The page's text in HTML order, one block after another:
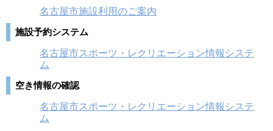
名古屋市施設利用のご案内
施設予約システム
名古屋市スポーツ・レクリエーション情報システ
ム
空き情報の確認
名古屋市スポーツ・レクリエーション情報システ
ム